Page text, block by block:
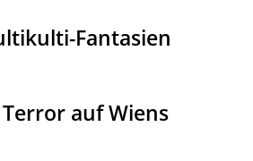
Fantasien
auf Wiens